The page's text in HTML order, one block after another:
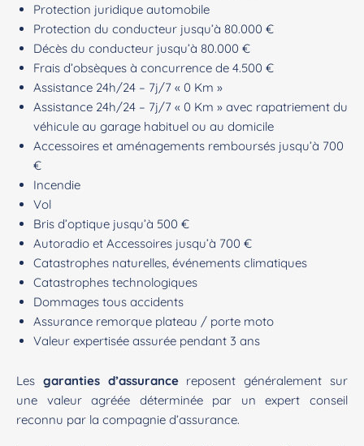
Protection juridique automobile
Protection du conducteur jusqu’à 80.000 €
Décès du conducteur jusqu’à 80.000 €
Frais d’obsèques à concurrence de 4.500 €
Assistance 24h/24 – 7j/7 « 0 Km »
Assistance 24h/24 – 7j/7 « 0 Km » avec rapatriement du
véhicule au garage habituel ou au domicile
Accessoires et aménagements remboursés jusqu’à 700
€
Incendie
Vol
Bris d’optique jusqu’à 500 €
Autoradio et Accessoires jusqu’à 700 €
Catastrophes naturelles, événements climatiques
Catastrophes technologiques
Dommages tous accidents
Assurance remorque plateau / porte moto
Valeur expertisée assurée pendant 3 ans
Les garanties d’assurancereposent généralement sur
une valeur agréée déterminée par un expert conseil
reconnu par la compagnie d’assurance.